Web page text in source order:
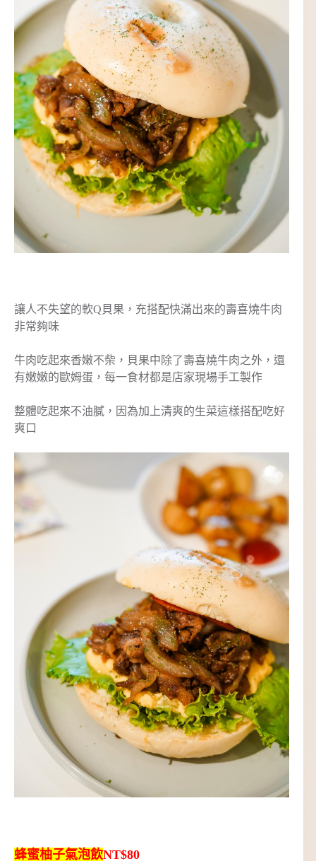
讓人不失望的軟Q貝果，充搭配快滿出來的壽喜燒牛肉
非常夠味
牛肉吃起來香嫩不柴，貝果中除了壽喜燒牛肉之外，還
有嫩嫩的歐姆蛋，每一食材都是店家現場手工製作
整體吃起來不油膩，因為加上清爽的生菜這樣搭配吃好
爽口
蜂蜜柚子氣泡飲NT$80